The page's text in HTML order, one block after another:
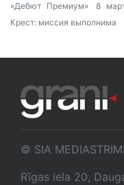
«Дебют Премиум»
8
Крест: миссия выполнима
© SIA
Rīgas iela 20,